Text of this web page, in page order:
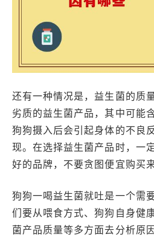
还有一种情况是，益生菌的质
劣质的益生菌产品，其中可能
狗狗摄入后会引起身体的不良
现。在选择益生菌产品时，一
好的品牌，不要贪图便宜购买
狗狗一喝益生菌就吐是一个需
们要从喂食方式、狗狗自身健
菌产品质量等多方面去分析原